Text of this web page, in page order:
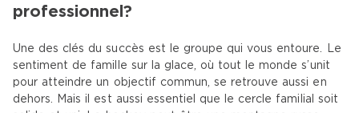
professionnel?
Une des clés du succès est le groupe qui vous entoure. Le
sentiment de famille sur la glace, où tout le monde s’unit
pour atteindre un objectif commun, se retrouve aussi en
dehors. Mais il est aussi essentiel que le cercle familial soit